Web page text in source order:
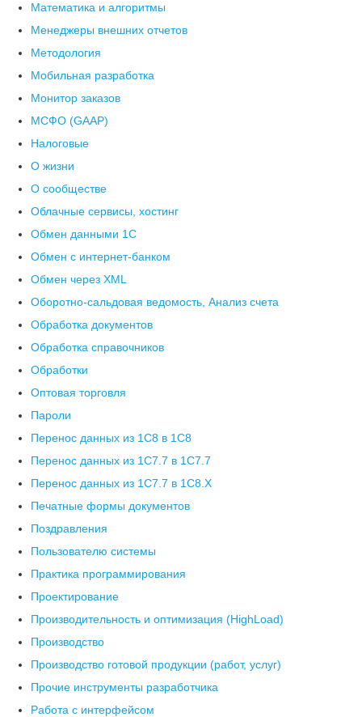
Математика и алгоритмы
Менеджеры внешних отчетов
Методология
Мобильная разработка
Монитор заказов
МСФО (GAAP)
Налоговые
О жизни
О сообществе
Облачные сервисы, хостинг
Обмен данными 1С
Обмен с интернет-банком
Обмен через XML
Оборотно-сальдовая ведомость, Анализ счета
Обработка документов
Обработка справочников
Обработки
Оптовая торговля
Пароли
Перенос данных из 1C8 в 1C8
Перенос данных из 1С7.7 в 1C7.7
Перенос данных из 1С7.7 в 1C8.X
Печатные формы документов
Поздравления
Пользователю системы
Практика программирования
Проектирование
Производительность и оптимизация (HighLoad)
Производство
Производство готовой продукции (работ, услуг)
Прочие инструменты разработчика
Работа с интерфейсом